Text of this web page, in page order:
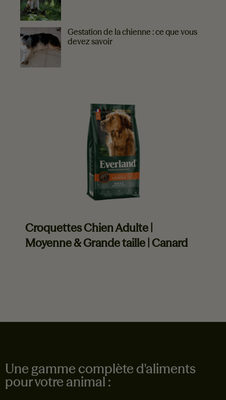
Gestation de la chienne : ce que vous
devez savoir
Croquettes Chien Adulte |
Moyenne & Grande taille | Canard
Une gamme complète d'aliments
pour votre animal :